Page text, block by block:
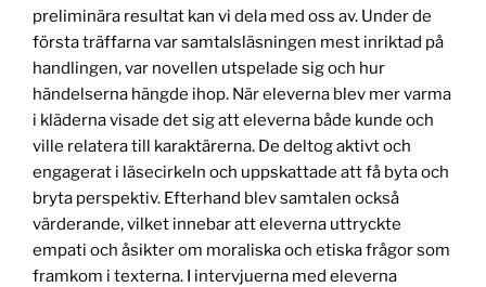
preliminära resultat kan vi dela med oss av. Under de
första träffarna var samtalsläsningen mest inriktad på
handlingen, var novellen utspelade sig och hur
händelserna hängde ihop. När eleverna blev mer varma
i kläderna visade det sig att eleverna både kunde och
ville relatera till karaktärerna. De deltog aktivt och
engagerat i läsecirkeln och uppskattade att få byta och
bryta perspektiv. Efterhand blev samtalen också
värderande, vilket innebar att eleverna uttryckte
empati och åsikter om moraliska och etiska frågor som
framkom i texterna. I intervjuerna med eleverna